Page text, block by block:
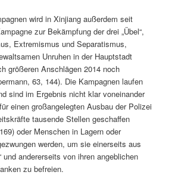
wird in Xinjiang außerdem seit
zur Bekämpfung der drei „Übel“,
Extremismus und Separatismus,
Unruhen in der Hauptstadt
größeren Anschlägen 2014 noch
63, 144). Die Kampagnen laufen
sind im Ergebnis nicht klar voneinander
einen großangelegten Ausbau der Polizei
tausende Stellen geschaffen
oder Menschen in Lagern oder
werden, um sie einerseits aus
und andererseits von ihren angeblichen
zu befreien.